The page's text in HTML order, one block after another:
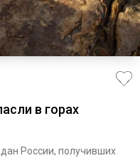
в горах
России, получивших